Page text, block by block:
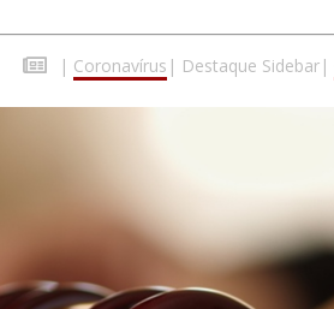
| Coronavírus | Destaque Sidebar|